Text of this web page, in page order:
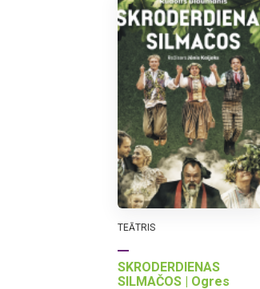
TEĀTRIS
SKRODERDIENAS
SILMAČOS | Ogres